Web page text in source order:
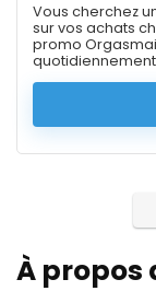
Vous cherchez
sur vos achats
promo
quotidiennement
À propos